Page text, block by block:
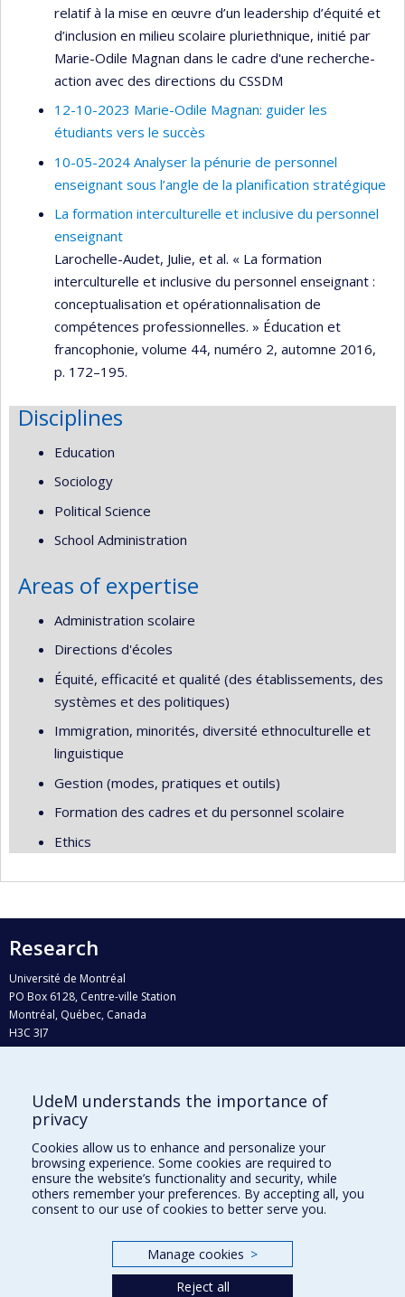
relatif à la mise en œuvre d’un leadership d’équité et
d’inclusion en milieu scolaire pluriethnique, initié par
Marie-Odile Magnan dans le cadre d'une recherche-
action avec des directions du CSSDM
12-10-2023 Marie-Odile Magnan: guider les
étudiants vers le succès
10-05-2024 Analyser la pénurie de personnel
enseignant sous l’angle de la planification stratégique
La formation interculturelle et inclusive du personnel
enseignant
Larochelle-Audet, Julie, et al. « La formation
interculturelle et inclusive du personnel enseignant :
conceptualisation et opérationnalisation de
compétences professionnelles. » Éducation et
francophonie, volume 44, numéro 2, automne 2016,
p. 172–195.
Disciplines
Education
Sociology
Political Science
School Administration
Areas of expertise
Administration scolaire
Directions d'écoles
Équité, efficacité et qualité (des établissements, des
systèmes et des politiques)
Immigration, minorités, diversité ethnoculturelle et
linguistique
Gestion (modes, pratiques et outils)
Formation des cadres et du personnel scolaire
Ethics
Research
Université de Montréal
PO Box 6128, Centre-ville Station
Montréal, Québec, Canada
H3C 3J7
Who does what?
Find us
Site map
Accessibility
UdeM understands the importance of
privacy
Cookies allow us to enhance and personalize your
browsing experience. Some cookies are required to
ensure the website’s functionality and security, while
others remember your preferences. By accepting all, you
consent to our use of cookies to better serve you.
Manage cookies >
Reject all